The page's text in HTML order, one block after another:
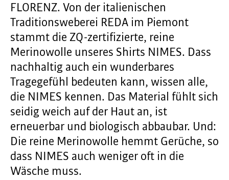
FLORENZ. Von der italienischen
Traditionsweberei REDA im Piemont
stammt die ZQ-zertifizierte, reine
Merinowolle unseres Shirts NIMES. Dass
nachhaltig auch ein wunderbares
Tragegefühl bedeuten kann, wissen alle,
die NIMES kennen. Das Material fühlt sich
seidig weich auf der Haut an, ist
erneuerbar und biologisch abbaubar. Und:
Die reine Merinowolle hemmt Gerüche, so
dass NIMES auch weniger oft in die
Wäsche muss.